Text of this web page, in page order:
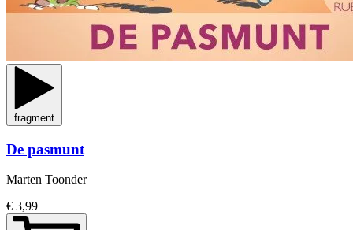
fragment
De pasmunt
Marten Toonder
€ 3,99